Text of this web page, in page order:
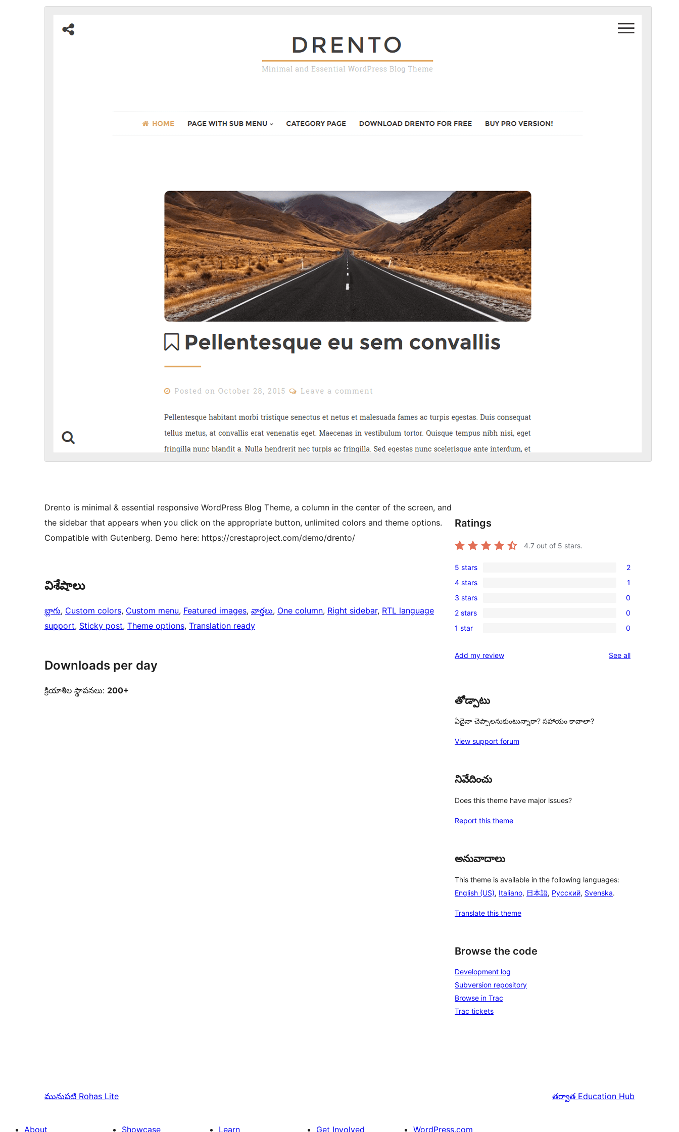
Theme homepage
Drento is minimal & essential responsive WordPress Blog Theme, a column in the center of the screen, and
the sidebar that appears when you click on the appropriate button, unlimited colors and theme options.
Compatible with Gutenberg. Demo here: https://crestaproject.com/demo/drento/
విశేషాలు
బ్లాగు, Custom colors, Custom menu, Featured images, వార్తలు, One column, Right sidebar, RTL language
support, Sticky post, Theme options, Translation ready
Downloads per day
క్రియాశీల స్థాపనలు: 200+
Ratings
4.7 out of 5 stars.
2
5-
star
reviews
5 stars 2
1
4-
star
review
4 stars 1
0
3-
star
3 stars 0
0
2-
reviews
2 stars 0
0
star
1 star 0
Add my review See allreviews
తోడ్పాటు
ఏదైనా చెప్పాలనుకుంటున్నారా? సహాయం కావాలా?
View support forum
నివేదించు
Does this theme have major issues?
Report this theme
అనువాదాలు
This theme is available in the following languages:
English (US), Italiano, 日本語, Русский, Svenska.
Translate this theme
Browse the code
Development log
Subversion repository
Browse in Trac
Trac tickets
మునుపటి Rohas Lite తర్వాత Education Hub
About Showcase Learn Get Involved WordPress.com